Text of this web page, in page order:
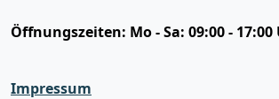
Öffnungszeiten: Mo - Sa: 09:00 -
Impressum